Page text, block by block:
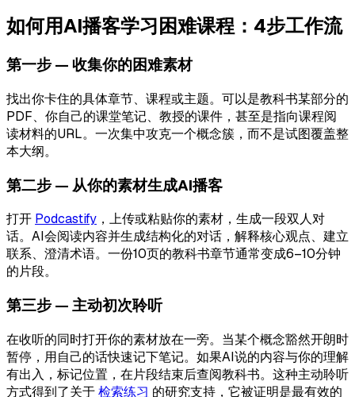
如何用AI播客学习困难课程：4步工作流
第一步 — 收集你的困难素材
找出你卡住的具体章节、课程或主题。可以是教科书某部分的
PDF、你自己的课堂笔记、教授的课件，甚至是指向课程阅
读材料的URL。一次集中攻克一个概念簇，而不是试图覆盖整
本大纲。
第二步 — 从你的素材生成AI播客
打开 Podcastify ，上传或粘贴你的素材，生成一段双人对
话。AI会阅读内容并生成结构化的对话，解释核心观点、建立
联系、澄清术语。一份10页的教科书章节通常变成6–10分钟
的片段。
第三步 — 主动初次聆听
在收听的同时打开你的素材放在一旁。当某个概念豁然开朗时
暂停，用自己的话快速记下笔记。如果AI说的内容与你的理解
有出入，标记位置，在片段结束后查阅教科书。这种主动聆听
方式得到了关于检索练习 的研究支持，它被证明是最有效的